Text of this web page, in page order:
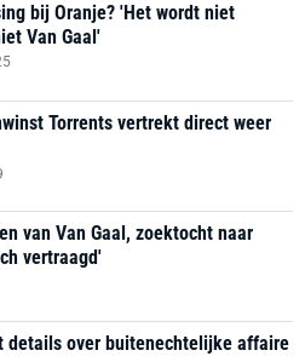
bij Oranje? 'Het wordt niet
Van Gaal'
Torrents vertrekt direct weer
van Van Gaal, zoektocht naar
vertraagd'
details over buitenechtelijke affaire